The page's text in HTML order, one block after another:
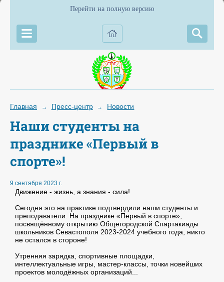
Перейти на полную версию
Главная → Пресс-центр → Новости
Наши студенты на
празднике «Первый в
спорте»!
9 сентября 2023 г.
Движение - жизнь, а знания - сила!
Сегодня это на практике подтвердили наши студенты и
преподаватели. На празднике «Первый в спорте»,
посвящённому открытию Общегородской Спартакиады
школьников Севастополя 2023-2024 учебного года, никто
не остался в стороне!
Утренняя зарядка, спортивные площадки,
интеллектуальные игры, мастер-классы, точки новейших
проектов молодёжных организаций...